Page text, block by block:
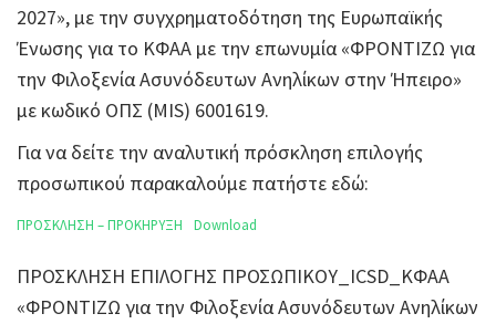
2027», με την συγχρηματοδότηση της Ευρωπαϊκής
Ένωσης για το ΚΦΑΑ με την επωνυμία «ΦΡΟΝΤΙΖΩ για
την Φιλοξενία Ασυνόδευτων Ανηλίκων στην Ήπειρο»
με κωδικό ΟΠΣ (MIS) 6001619.
Για να δείτε την αναλυτική πρόσκληση επιλογής
προσωπικού παρακαλούμε πατήστε εδώ:
ΠΡΟΣΚΛΗΣΗ – ΠΡΟΚΗΡΥΞΗ Download
ΠΡΟΣΚΛΗΣΗ ΕΠΙΛΟΓΗΣ ΠΡΟΣΩΠΙΚΟΥ_ICSD_ΚΦΑΑ
«ΦΡΟΝΤΙΖΩ για την Φιλοξενία Ασυνόδευτων Ανηλίκων